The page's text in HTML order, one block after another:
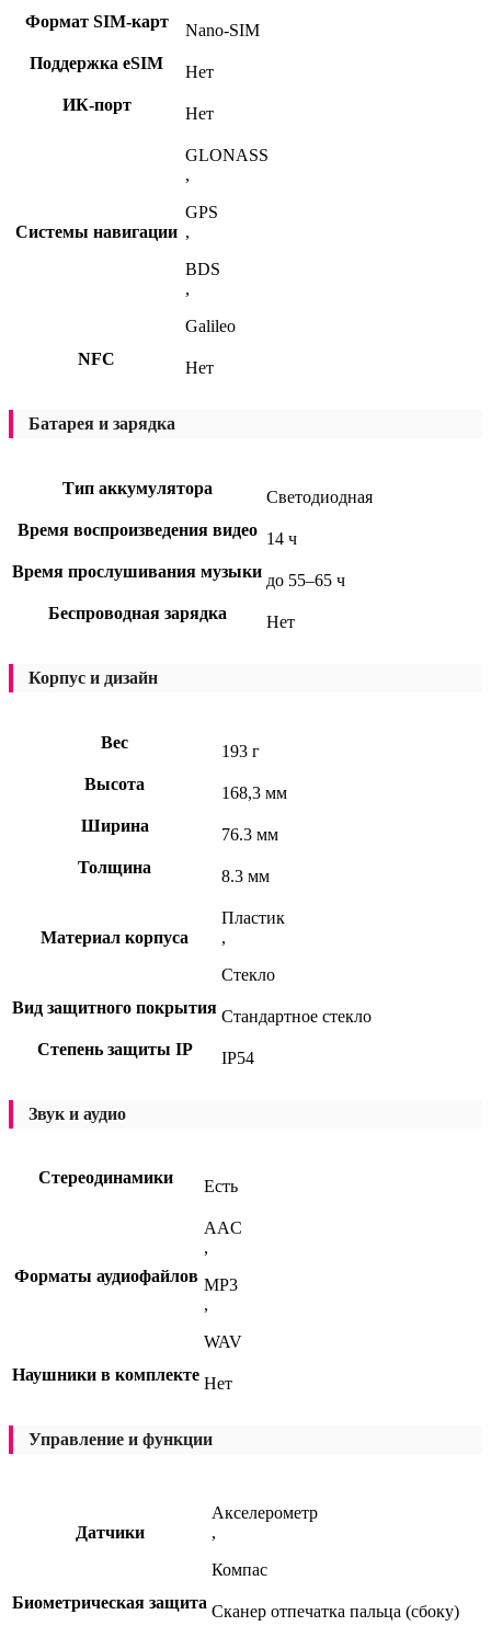
Формат SIM-карт
Nano-SIM
Поддержка eSIM
Нет
ИК-порт
Нет
Системы навигации
GLONASS
,
GPS
,
BDS
,
Galileo
NFC
Нет
Батарея и зарядка
Тип аккумулятора
Светодиодная
Время воспроизведения видео 14 ч
Время прослушивания музыки до 55–65 ч
Беспроводная зарядка
Нет
Корпус и дизайн
Вес
193 г
Высота
168,3 мм
Ширина
76.3 мм
Толщина
8.3 мм
Материал корпуса
Пластик
,
Стекло
Вид защитного покрытия Стандартное стекло
Степень защиты IP
IP54
Звук и аудио
Стереодинамики Есть
Форматы аудиофайлов
AAC
,
MP3
,
WAV
Наушники в комплекте Нет
Управление и функции
Датчики
Акселерометр
,
Компас
Биометрическая защита Сканер отпечатка пальца (сбоку)